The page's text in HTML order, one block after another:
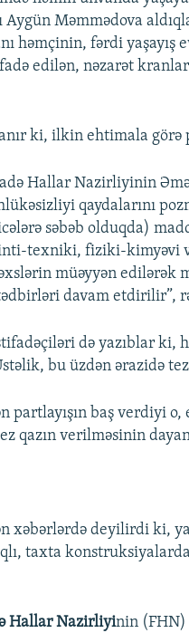
Aygün Məmmədova
həmçinin, fərdi
edilən, nəzarət
ki, ilkin ehtimala görə
Hallar Nazirliyinin
qaydalarını
səbəb olduqda)
texniki, fiziki-kimyəvi
müəyyən
davam etdirilir”,
də yazıblar
bu üzdən ərazidə
partlayışın baş verdiyi
qazın verilməsinin
xəbərlərdə deyilirdi ki,
taxta
Hallar Nazirliyinin (FHN)